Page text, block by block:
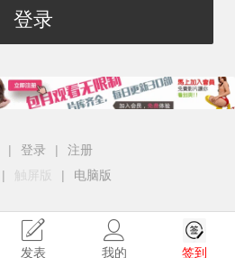
登录
| 登录 |
注册
| 触屏版 | 电脑版
发表 我的 签到